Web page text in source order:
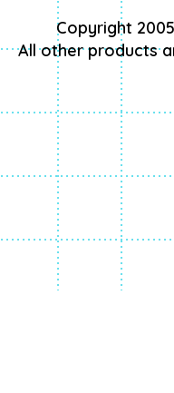
Copyright
All other products